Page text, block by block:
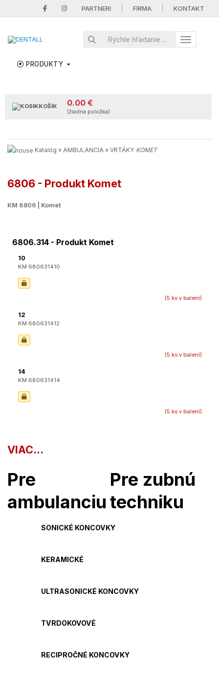
PARTNERI FIRMA KONTAKT
Toggle
PRODUKTY
KOŠÍK 0.00 €
(žiadna položka)
Katalóg » AMBULANCIA » VRTÁKY KOMET
6806 - Produkt Komet
KM 6806 | Komet
6806.314 - Produkt Komet
10
KM 680631410
(5 ks v balení)
12
KM 680631412
(5 ks v balení)
14
KM 680631414
(5 ks v balení)
VIAC...
Pre
ambulanciu
Pre zubnú
techniku
SONICKÉ KONCOVKY
KERAMICKÉ
ULTRASONICKÉ KONCOVKY
TVRDOKOVOVÉ
RECIPROČNÉ KONCOVKY